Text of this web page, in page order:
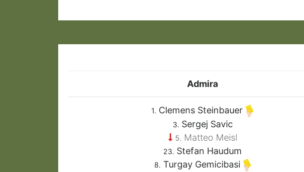
Admira
1. Clemens Steinbauer
3. Sergej Savic
5. Matteo Meisl
23. Stefan Haudum
8. Turgay Gemicibasi